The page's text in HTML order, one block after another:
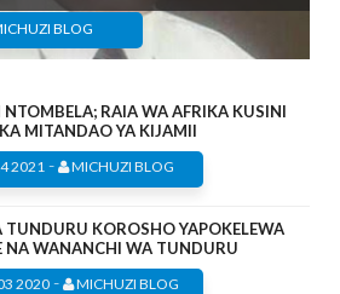
BLOG
NTOMBELA; RAIA WA AFRIKA KUSINI
MITANDAO YA KIJAMII
2021 - MICHUZI BLOG
TUNDURU KOROSHO YAPOKELEWA
NA WANANCHI WA TUNDURU
2020 - MICHUZI BLOG